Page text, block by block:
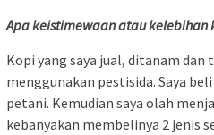
Apa keistimewaan atau kelebihan
Kopi yang saya jual, ditanam
menggunakan pestisida. Saya
petani. Kemudian saya olah
kebanyakan membelinya 2 jenis